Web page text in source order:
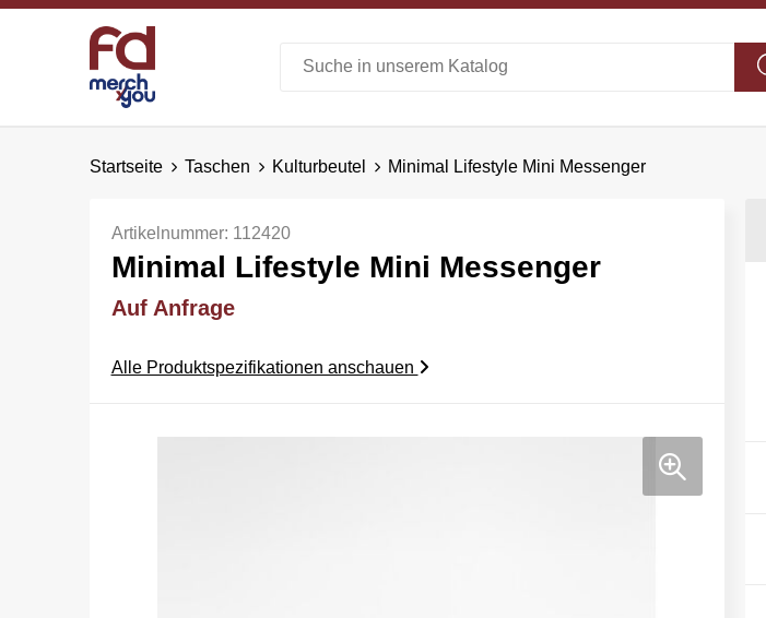
Startseite Taschen Kulturbeutel Minimal Lifestyle Mini Messenger
Artikelnummer: 112420
Minimal Lifestyle Mini Messenger
Auf Anfrage
Alle Produktspezifikationen anschauen